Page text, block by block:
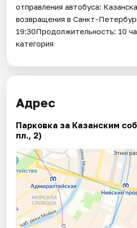
отправления автобуса:
возвращения в Санкт-
19:30Продолжительность: 10
категория
Адрес
Парковка за Казанским
пл., 2)